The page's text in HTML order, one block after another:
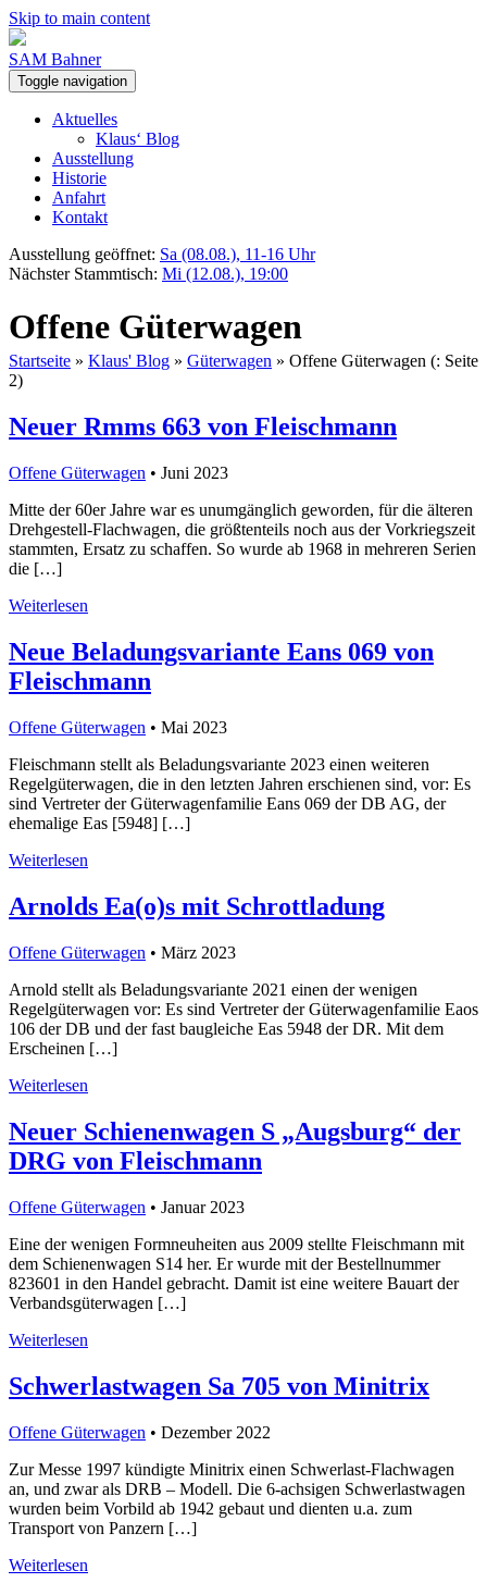
Skip to main content
SAM Bahner
Toggle navigation
Aktuelles
Klaus‘ Blog
Ausstellung
Historie
Anfahrt
Kontakt
Ausstellung geöffnet: Sa (08.08.), 11-16 Uhr
Nächster Stammtisch: Mi (12.08.), 19:00
Offene Güterwagen
Startseite » Klaus' Blog » Güterwagen » Offene Güterwagen (: Seite
2)
Neuer Rmms 663 von Fleischmann
Offene Güterwagen • Juni 2023
Mitte der 60er Jahre war es unumgänglich geworden, für die älteren
Drehgestell-Flachwagen, die größtenteils noch aus der Vorkriegszeit
stammten, Ersatz zu schaffen. So wurde ab 1968 in mehreren Serien
die […]
Weiterlesen
Neue Beladungsvariante Eans 069 von
Fleischmann
Offene Güterwagen • Mai 2023
Fleischmann stellt als Beladungsvariante 2023 einen weiteren
Regelgüterwagen, die in den letzten Jahren erschienen sind, vor: Es
sind Vertreter der Güterwagenfamilie Eans 069 der DB AG, der
ehemalige Eas [5948] […]
Weiterlesen
Arnolds Ea(o)s mit Schrottladung
Offene Güterwagen • März 2023
Arnold stellt als Beladungsvariante 2021 einen der wenigen
Regelgüterwagen vor: Es sind Vertreter der Güterwagenfamilie Eaos
106 der DB und der fast baugleiche Eas 5948 der DR. Mit dem
Erscheinen […]
Weiterlesen
Neuer Schienenwagen S „Augsburg“ der
DRG von Fleischmann
Offene Güterwagen • Januar 2023
Eine der wenigen Formneuheiten aus 2009 stellte Fleischmann mit
dem Schienenwagen S14 her. Er wurde mit der Bestellnummer
823601 in den Handel gebracht. Damit ist eine weitere Bauart der
Verbandsgüterwagen […]
Weiterlesen
Schwerlastwagen Sa 705 von Minitrix
Offene Güterwagen • Dezember 2022
Zur Messe 1997 kündigte Minitrix einen Schwerlast-Flachwagen
an, und zwar als DRB – Modell. Die 6-achsigen Schwerlastwagen
wurden beim Vorbild ab 1942 gebaut und dienten u.a. zum
Transport von Panzern […]
Weiterlesen